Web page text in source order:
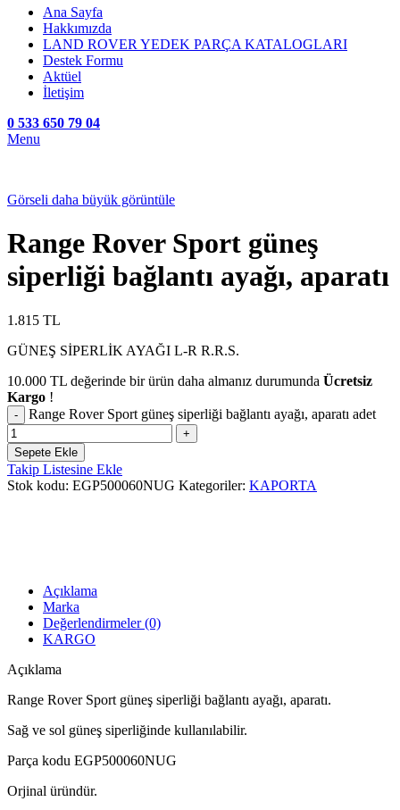
Ana Sayfa
Hakkımızda
LAND ROVER YEDEK PARÇA KATALOGLARI
Destek Formu
Aktüel
İletişim
0 533 650 79 04
Menu
Görseli daha büyük görüntüle
Range Rover Sport güneş
siperliği bağlantı ayağı, aparatı
1.815 TL
GÜNEŞ SİPERLİK AYAĞI L-R R.R.S.
10.000 TL değerinde bir ürün daha almanız durumunda Ücretsiz
Kargo !
Range Rover Sport güneş siperliği bağlantı ayağı, aparatı adet
Sepete Ekle
Takip Listesine Ekle
Stok kodu: EGP500060NUG Kategoriler: KAPORTA
Açıklama
Marka
Değerlendirmeler (0)
KARGO
Açıklama
Range Rover Sport güneş siperliği bağlantı ayağı, aparatı.
Sağ ve sol güneş siperliğinde kullanılabilir.
Parça kodu EGP500060NUG
Orjinal üründür.